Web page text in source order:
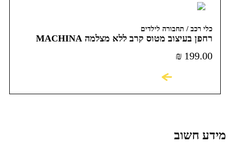
כלי רכב / תחבורה לילדים
רחפן בעיצוב מטוס קרב ללא מצלמה MACHINA
₪ 199.00
מידע חשוב